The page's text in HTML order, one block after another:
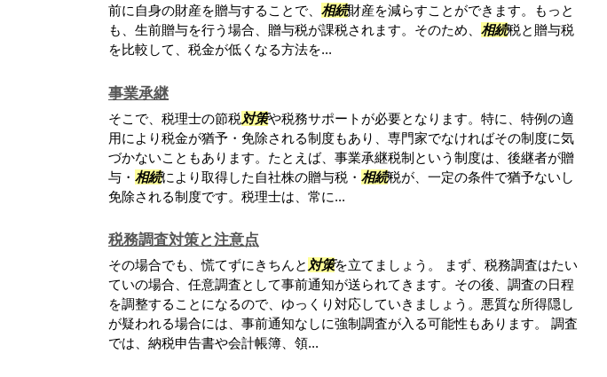
前に自身の財産を贈与することで、 相続財産を減らすことができます。もっと
も、生前贈与を行う場合、贈与税が課税されます。そのため、 相続税と贈与税
を比較して、税金が低くなる方法を...
事業承継
そこで、税理士の節税対策や税務サポートが必要となります。特に、特例の適
用により税金が猶予・免除される制度もあり、専門家でなければその制度に気
づかないこともあります。たとえば、事業承継税制という制度は、後継者が贈
与・ 相続により取得した自社株の贈与税・ 相続税が、一定の条件で猶予ないし
免除される制度です。税理士は、常に...
税務調査対策と注意点
その場合でも、慌てずにきちんと 対策を立てましょう。 まず、税務調査はたい
ていの場合、任意調査として事前通知が送られてきます。その後、調査の日程
を調整することになるので、ゆっくり対応していきましょう。悪質な所得隠し
が疑われる場合には、事前通知なしに強制調査が入る可能性もあります。 調査
では、納税申告書や会計帳簿、領...